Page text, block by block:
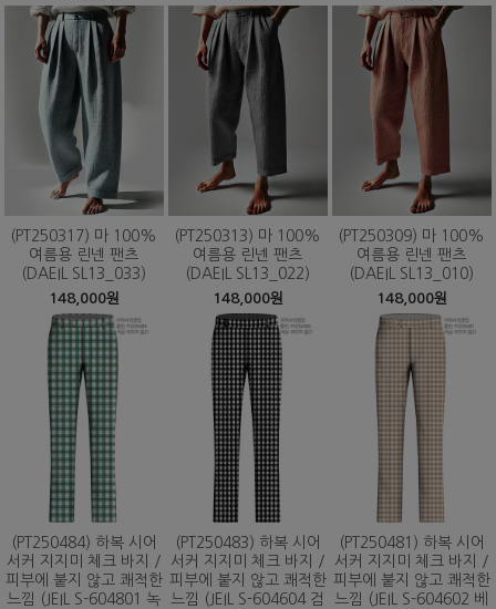
(PT250317) 마 100%
여름용 린넨 팬츠
(DAEIL SL13_033)
148,000원
(PT250313) 마 100%
여름용 린넨 팬츠
(DAEIL SL13_022)
148,000원
(PT250309) 마 100%
여름용 린넨 팬츠
(DAEIL SL13_010)
148,000원
(PT250484) 하복 시어
서커 지지미 체크 바지 /
피부에 붙지 않고 쾌적한
느낌 (JEIL S-604801 녹
(PT250483) 하복 시어
서커 지지미 체크 바지 /
피부에 붙지 않고 쾌적한
느낌 (JEIL S-604604 검
(PT250481) 하복 시어
서커 지지미 체크 바지 /
피부에 붙지 않고 쾌적한
느낌 (JEIL S-604602 베